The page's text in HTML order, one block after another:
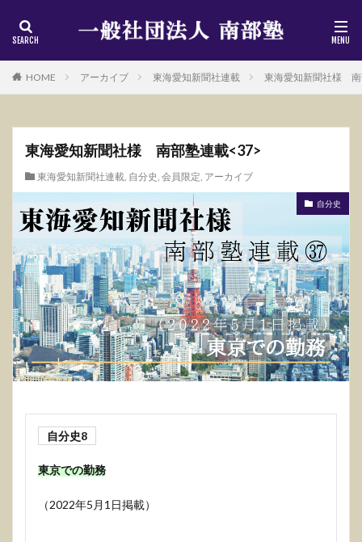
HOME アーカイブ 東海愛知新聞社連載 東海愛知新聞社様 南
東海愛知新聞社様 南部塾連載<37>
東海愛知新聞社連載, 自分史, 会員限定, アーカイブ
自分史
自分史8
東京での勤務
（2022年5月1日掲載）